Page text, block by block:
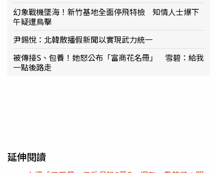
幻象戰機墜海！新竹基地全面停飛特檢 知情人士爆下
午疑遭鳥擊
尹錫悅：北韓散播假新聞以實現武力統一
被傳接S、包養！她怒公布「富商花名冊」 雪碧：給我
一點後路走
延伸閱讀